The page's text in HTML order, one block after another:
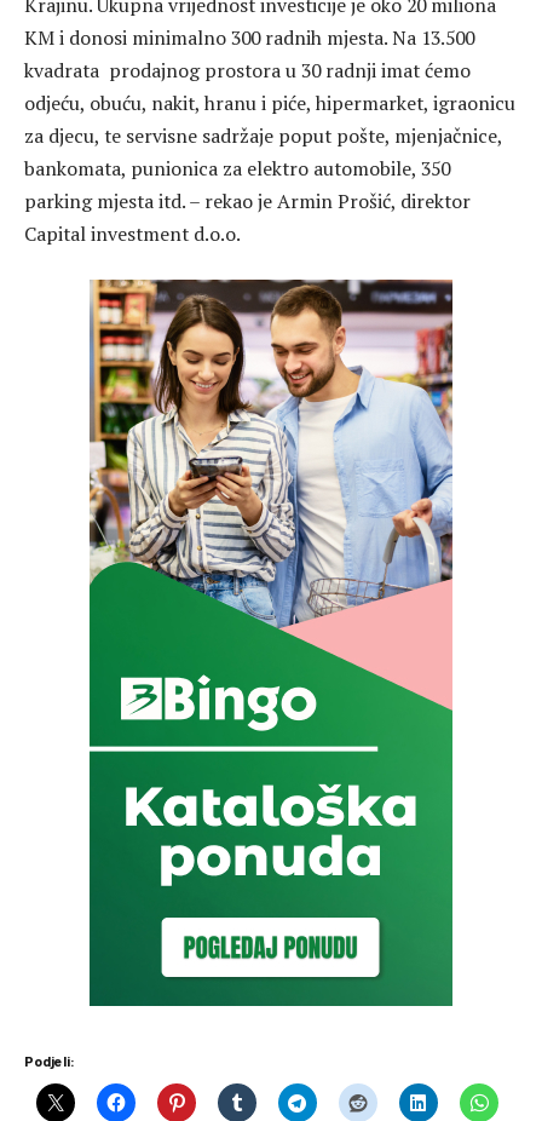
KM i donosi minimalno 300 radnih mjesta. Na 13.500
kvadrata prodajnog prostora u 30 radnji imat ćemo
odjeću, obuću, nakit, hranu i piće, hipermarket, igraonicu
za djecu, te servisne sadržaje poput pošte, mjenjačnice,
bankomata, punionica za elektro automobile, 350
parking mjesta itd. – rekao je Armin Prošić, direktor
Capital investment d.o.o.
Podjeli: